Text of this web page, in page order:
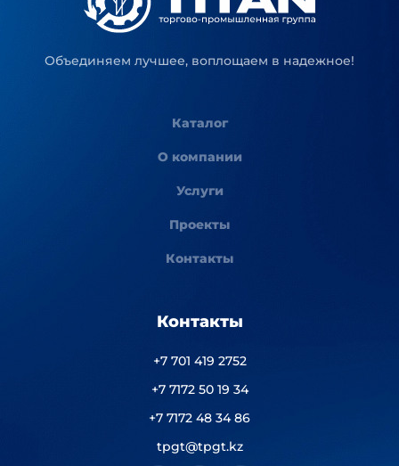
Объединяем лучшее, воплощаем в надежное!
Каталог
О компании
Услуги
Проекты
Контакты
Контакты
+7 701 419 2752
+7 7172 50 19 34
+7 7172 48 34 86
tpgt@tpgt.kz